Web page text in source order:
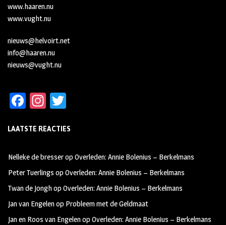
www.haaren.nu
www.vught.nu
nieuws@helvoirt.net
info@haaren.nu
nieuws@vught.nu
Fa
b
oo
k
In
ag
m
tt
LAATSTE REACTIES
Nelleke de bresseropOverleden: Annie Bolenius – Berkelmans
Peter Tuerlings opOverleden: Annie Bolenius – Berkelmans
Twan de JonghopOverleden: Annie Bolenius – Berkelmans
Jan van Engelenop Probleem met de Geldmaat
Jan en Roos van EngelenopOverleden: Annie Bolenius – Berkelmans